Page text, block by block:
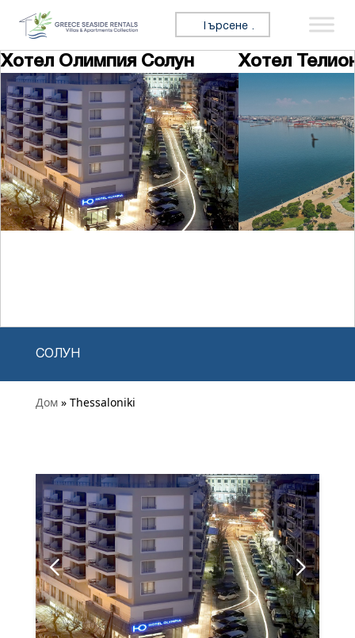
Премини към съдържанието
Търсене за:
Хотел Олимпия Солун Хотел
СОЛУН
Дом » Thessaloniki